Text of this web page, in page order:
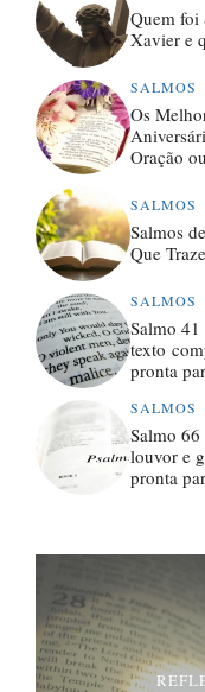
Quem foi
Xavier e
SALMOS
Os
Oração
SALMOS
Salmos
Que
SALMOS
Salmo
texto
pronta
SALMOS
Salmo
louvor e
pronta